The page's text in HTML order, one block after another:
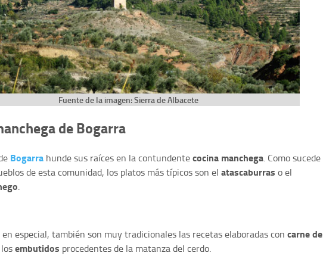
Fuente de la imagen: Sierra de Albacete
de Bogarra
Bogarra hunde sus raíces en la contundentecocina manchega. Como sucede
de esta comunidad, los platos más típicos son el atascaburras o el
.
especial, también son muy tradicionales las recetas elaboradas con carne de
embutidos procedentes de la matanza del cerdo.